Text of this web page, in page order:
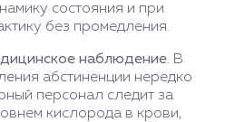
состояния и при
без промедления.
наблюдение. В
абстиненции нередко
персонал следит за
кислорода в крови,